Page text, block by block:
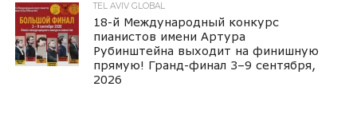
TEL AVIV GLOBAL
18-й Международный конкурс
пианистов имени Артура
Рубинштейна выходит на финишную
прямую! Гранд-финал 3–9 сентября,
2026